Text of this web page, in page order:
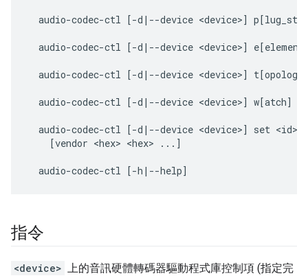
audio-codec-ctl [-d|--device <device>]
audio-codec-ctl [-d|--device <device>]
audio-codec-ctl [-d|--device <device>]
audio-codec-ctl [-d|--device <device>] w[atch]
audio-codec-ctl [-d|--device <device>] set <id>
    [vendor <hex> <hex> ...]
指令
<device> 上的音訊硬體轉碼器驅動程式庫控制項 (指定完